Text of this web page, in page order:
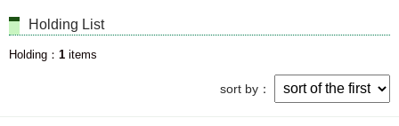
Holding List
Holding 1 items
sort by